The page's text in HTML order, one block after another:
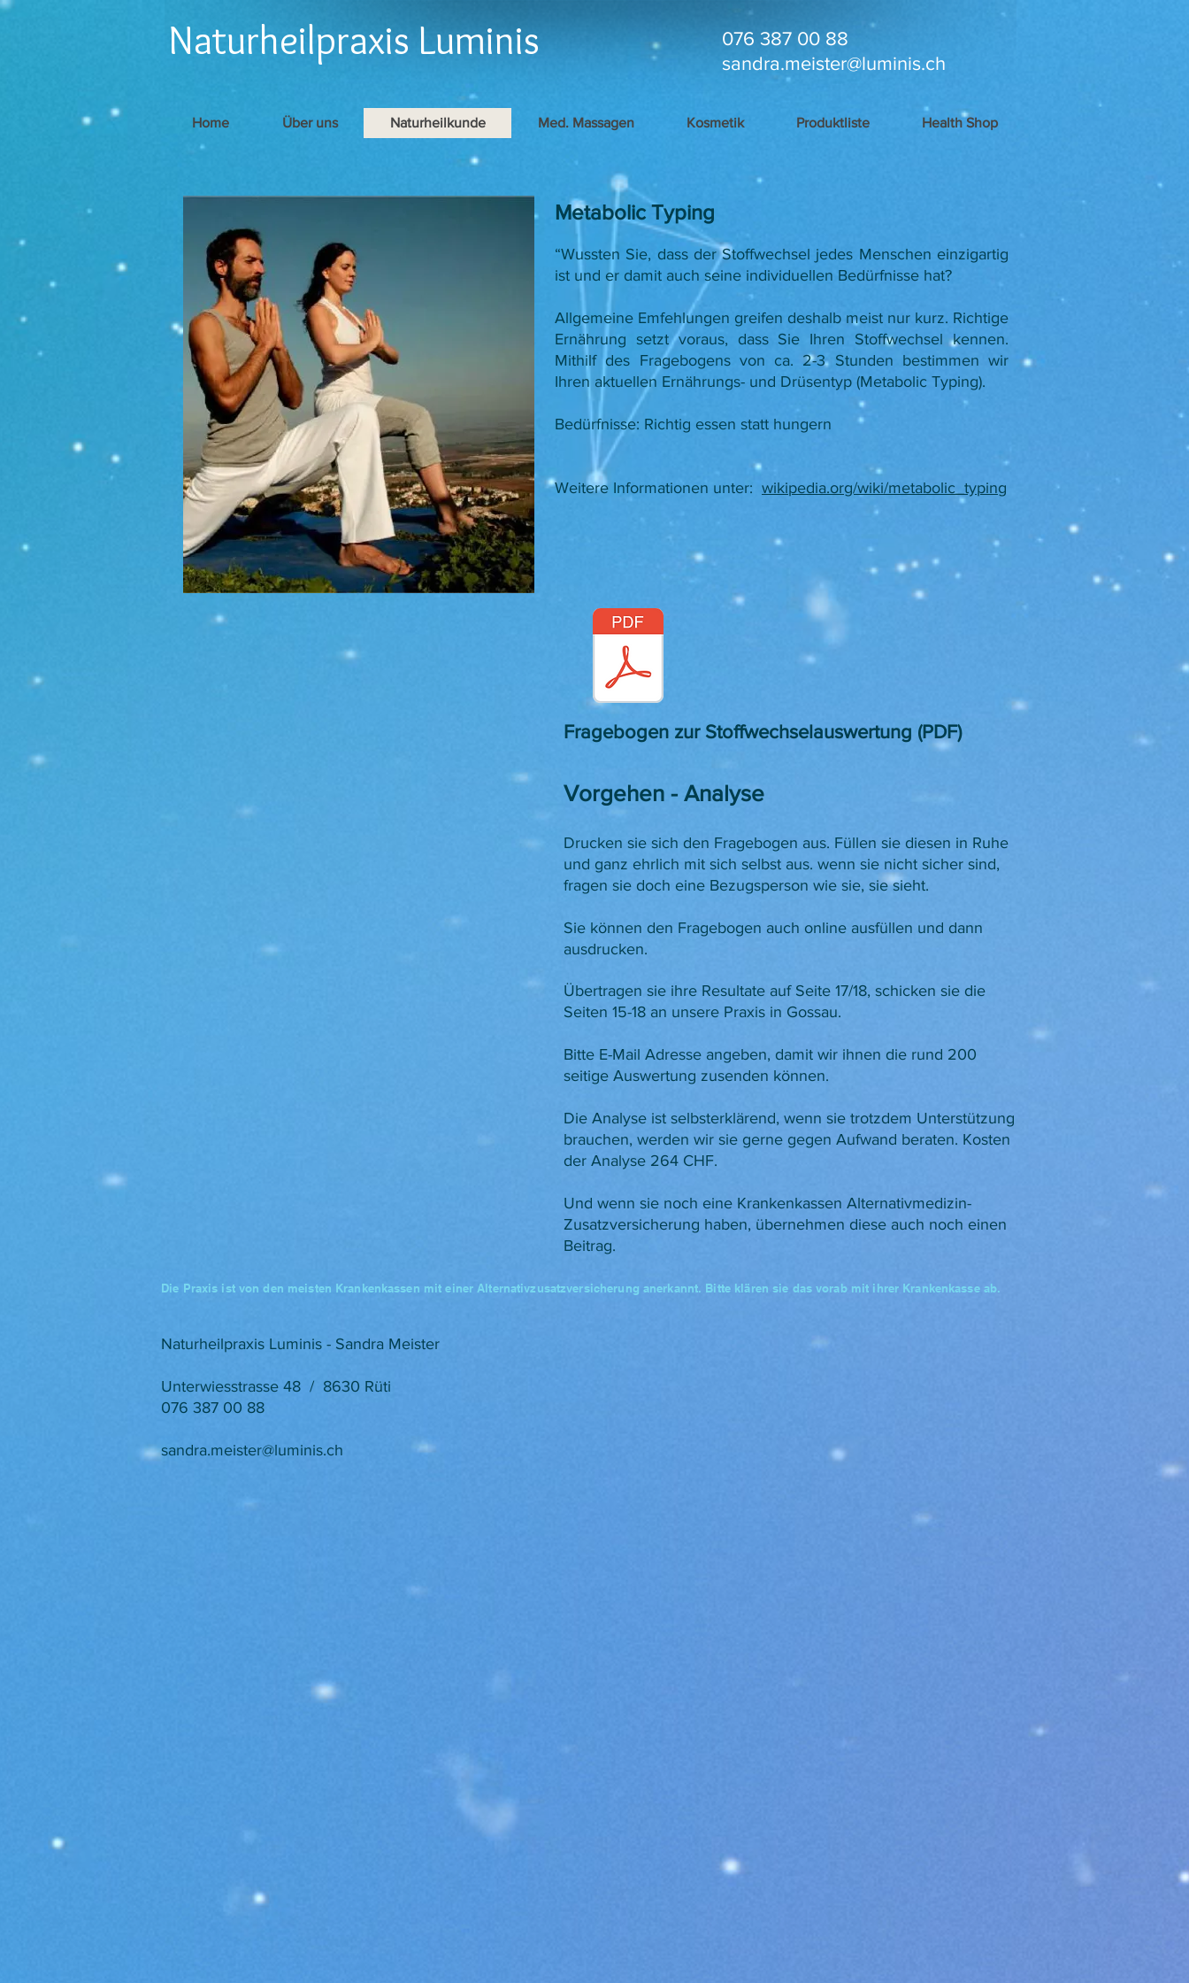
Naturheilpraxis Luminis
076 387 00 88
sandra.meister@luminis.ch
Home Über uns Naturheilkunde Med. Massagen Kosmetik Produktliste Health Shop
Metabolic Typing
“Wussten Sie, dass der Stoffwechsel jedes Menschen einzigartig
ist und er damit auch seine individuellen Bedürfnisse hat?
Allgemeine Emfehlungen greifen deshalb meist nur kurz. Richtige
Ernährung setzt voraus, dass Sie Ihren Stoffwechsel kennen.
Mithilf des Fragebogens von ca. 2-3 Stunden bestimmen wir
Ihren aktuellen Ernährungs- und Drüsentyp (Metabolic Typing).
​Bedürfnisse: Richtig essen statt hungern​
Weitere Informationen unter: wikipedia.org/wiki/metabolic_typing
Fragebogen zur Stoffwechselauswertung (PDF)
Vorgehen - Analyse
Drucken sie sich den Fragebogen aus. Füllen sie diesen in Ruhe
und ganz ehrlich mit sich selbst aus. wenn sie nicht sicher sind,
fragen sie doch eine Bezugsperson wie sie, sie sieht.
Sie können den Fragebogen auch online ausfüllen und dann
ausdrucken.
Übertragen sie ihre Resultate auf Seite 17/18, schicken sie die
Seiten 15-18 an unsere Praxis in Gossau.
Bitte E-Mail Adresse angeben, damit wir ihnen die rund 200
seitige Auswertung zusenden können.
Die Analyse ist selbsterklärend, wenn sie trotzdem Unterstützung
brauchen, werden wir sie gerne gegen Aufwand beraten. Kosten
der Analyse 264 CHF.
Und wenn sie noch eine Krankenkassen Alternativmedizin-
Zusatzversicherung haben, übernehmen diese auch noch einen
Beitrag.
Die Praxis ist von den meisten Krankenkassen mit einer Alternativzusatzversicherung anerkannt. Bitte klären sie das vorab mit ihrer Krankenkasse ab.
Naturheilpraxis Luminis - Sandra Meister
Unterwiesstrasse 48 / 8630 Rüti
076 387 00 88
sandra.meister@luminis.ch